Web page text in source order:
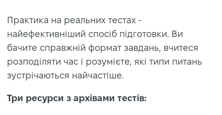
Практика на реальних тестах -
найефективніший спосіб підготовки. Ви
бачите справжній формат завдань, вчитеся
розподіляти час і розумієте, які типи питань
зустрічаються найчастіше.
Три ресурси з архівами тестів: